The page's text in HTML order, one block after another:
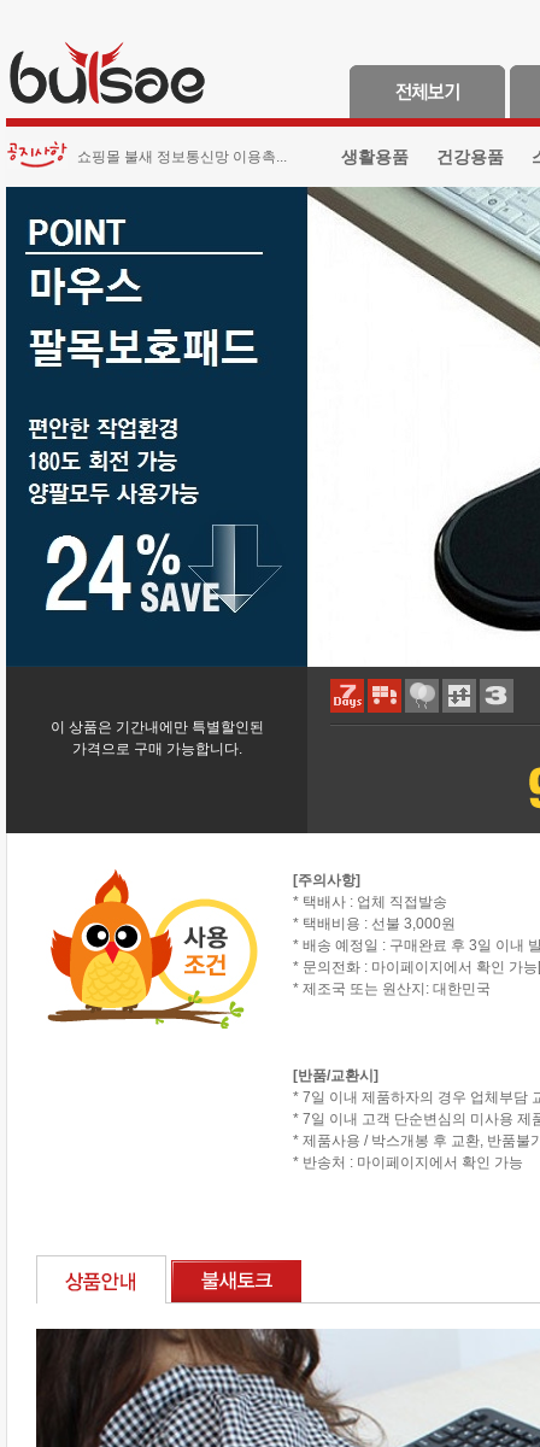
쇼핑몰 불새 정보통신망 이용촉... 생활용품 건강용품
이 상품은 기간내에만 특별할인된
가격으로 구매 가능합니다.
[주의사항]
* 택배사 : 업체 직접발송
* 택배비용 : 선불 3,000원
* 배송 예정일 : 구매완료 후 3일 이내
* 문의전화 : 마이페이지에서 확인 가
* 제조국 또는 원산지: 대한민국
[반품/교환시]
* 7일 이내 제품하자의 경우 업체부담
* 7일 이내 고객 단순변심의 미사용 제
* 제품사용 / 박스개봉 후 교환, 반품불
* 반송처 : 마이페이지에서 확인 가능